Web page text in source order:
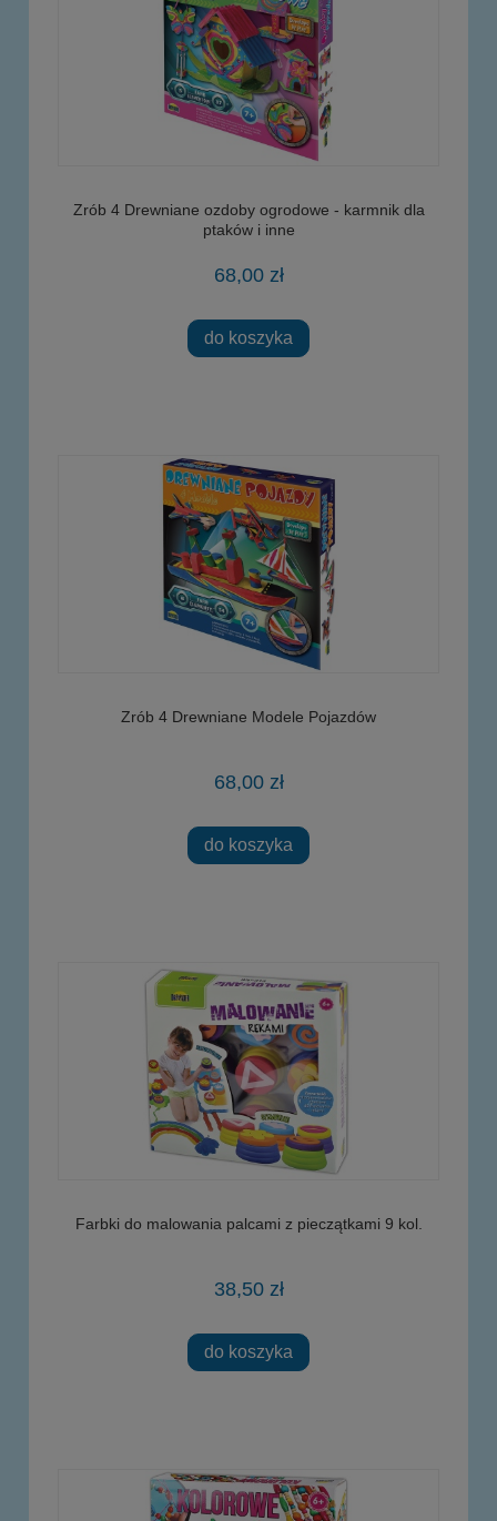
Zrób 4 Drewniane ozdoby ogrodowe - karmnik dla
ptaków i inne
68,00 zł
do koszyka
Zrób 4 Drewniane Modele Pojazdów
68,00 zł
do koszyka
Farbki do malowania palcami z pieczątkami 9 kol.
38,50 zł
do koszyka